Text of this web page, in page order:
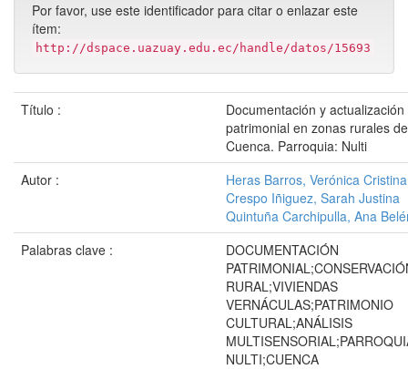
Por favor, use este identificador para citar o enlazar este
ítem:
http://dspace.uazuay.edu.ec/handle/datos/15693
Título :
Documentación y
patrimonial en zonas rurales
Cuenca. Parroquia: Nulti
Autor :
Heras Barros, Verónica Cristina
Crespo Iñiguez, Sarah Justina
Quintuña Carchipulla, Ana
Palabras clave :
DOCUMENTACIÓN
RURAL;VIVIENDAS
VERNÁCULAS;PATRIMONIO
CULTURAL;ANÁLISIS
NULTI;CUENCA